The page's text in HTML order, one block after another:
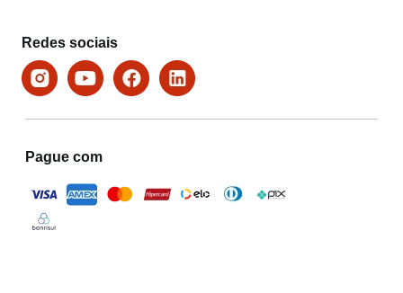
Redes sociais
Pague com